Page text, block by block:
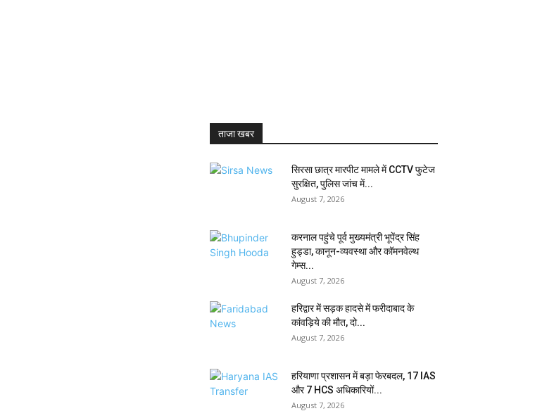
ताजा खबर
सिरसा छात्र मारपीट मामले में CCTV फुटेज
सुरक्षित, पुलिस जांच में...
August 7, 2026
करनाल पहुंचे पूर्व मुख्यमंत्री भूपेंद्र सिंह
हुड्डा, कानून-व्यवस्था और कॉमनवेल्थ
गेम्स...
August 7, 2026
हरिद्वार में सड़क हादसे में फरीदाबाद के
कांवड़िये की मौत, दो...
August 7, 2026
हरियाणा प्रशासन में बड़ा फेरबदल, 17 IAS
और 7 HCS अधिकारियों...
August 7, 2026